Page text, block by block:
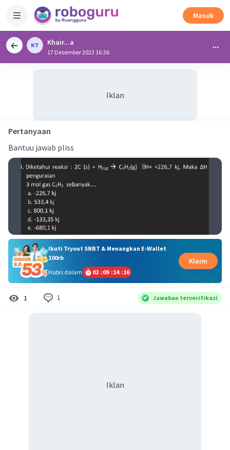
Masuk
Khair...a
17 Desember 2023 16:36
Iklan
Pertanyaan
Bantuu jawab pliss
Ikuti Tryout SNBT & Menangkan E-Wallet
100rb
Habis dalam
02 :09 :14 :16
Klaim
1 1 Jawaban terverifikasi
Iklan